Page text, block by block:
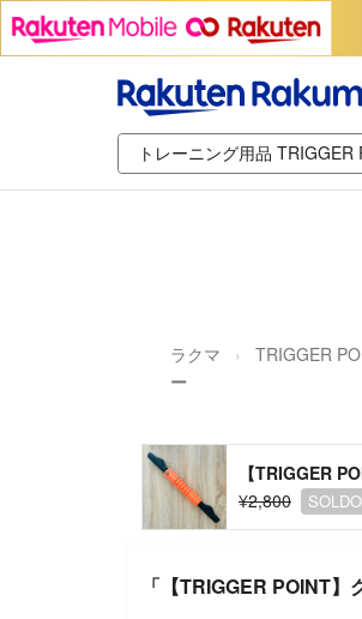
ラクマ TRIGGER
ー
【TRIGGER
¥2,800
「【TRIGGER POINT